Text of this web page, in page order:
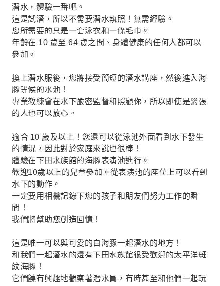
潛水，體驗一番吧。
這是試潛，所以不需要潛水執照！無需經驗。
您所需要的只是一套泳衣和一條毛巾。
年齡在 10 歲至 64 歲之間、身體健康的任何人都可以
參加。
換上潛水服後，您將接受簡短的潛水講座，然後進入海
豚等候的水池！
專業教練會在水下嚴密監督和照顧你，所以即使是緊張
的人也可以放心。
適合 10 歲及以上！您還可以從泳池外面看到水下發生
的情況，因此對於家庭來說也很棒！
體驗在下田水族館的海豚表演池進行。
歡迎10歲以上的兒童參加。從表演池的座位上可以看到
水下的動作。
一定要用相機記錄下您的孩子和朋友們努力工作的瞬
間！
我們將幫助您創造回憶！
這是唯一可以與可愛的白海豚一起潛水的地方！
和我們一起潛水的還有下田水族館很受歡迎的太平洋斑
紋海豚！
它們饒有興趣地觀察著潛水員，有時甚至和他們一起玩